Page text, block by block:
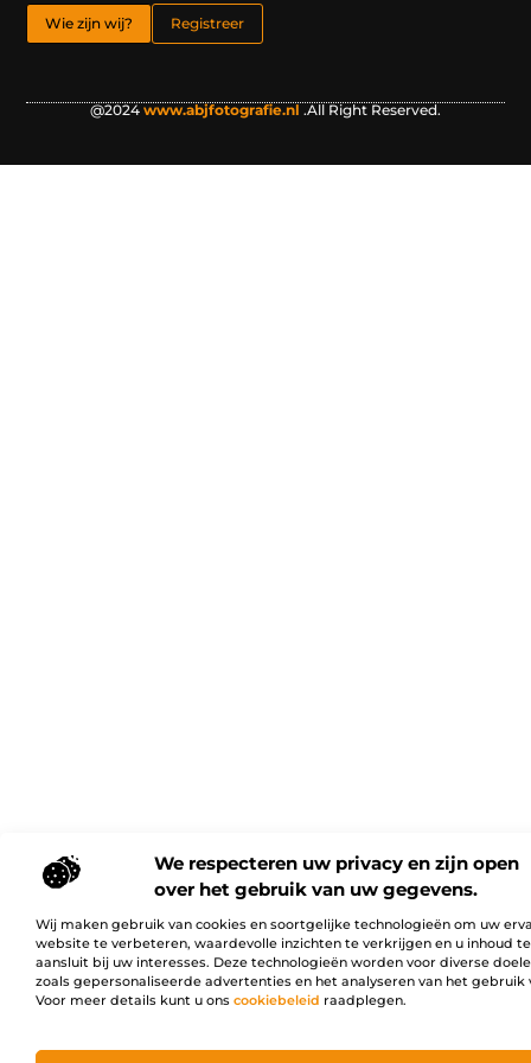
We respecteren uw privacy en zijn open
over het gebruik van uw gegevens.
Wij maken gebruik van cookies en soortgelijke technologieën om uw
website te verbeteren, waardevolle inzichten te verkrijgen en u inhoud
aansluit bij uw interesses. Deze technologieën worden voor diverse
zoals gepersonaliseerde advertenties en het analyseren van het gebruik
Voor meer details kunt u ons cookiebeleid raadplegen.
Wie zijn wij? Registreer
@2024www.abjfotografie.nl .All Right Reserved.